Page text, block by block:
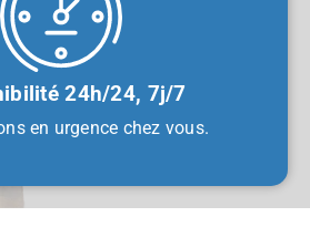
24h/24, 7j/7
en urgence chez vous.